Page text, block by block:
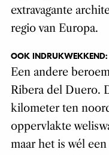
extravagante
regio van Europa.
OOK INDRUKWEKKEND:
Een andere
Ribera del Duero.
kilometer ten
oppervlakte
maar het is wél